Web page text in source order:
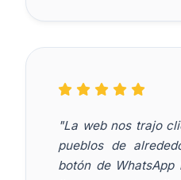
"La web nos trajo
pueblos de
botón de